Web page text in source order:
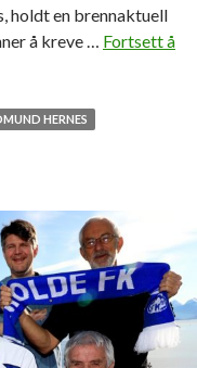
holdt en brennaktuell
å kreve … Fortsett å
HERNES